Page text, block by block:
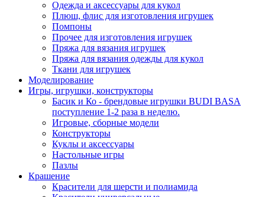
Одежда и аксессуары для кукол
Плюш, флис для изготовления игрушек
Помпоны
Прочее для изготовления игрушек
Пряжа для вязания игрушек
Пряжа для вязания одежды для кукол
Ткани для игрушек
Моделирование
Игры, игрушки, конструкторы
Басик и Ко - брендовые игрушки BUDI BASA
поступление 1-2 раза в неделю.
Игровые, сборные модели
Конструкторы
Куклы и аксессуары
Настольные игры
Пазлы
Крашение
Красители для шерсти и полиамида